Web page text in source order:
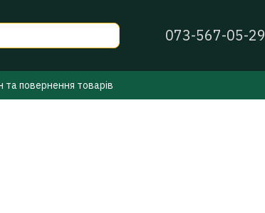
073-567-05-29
та повернення товарів